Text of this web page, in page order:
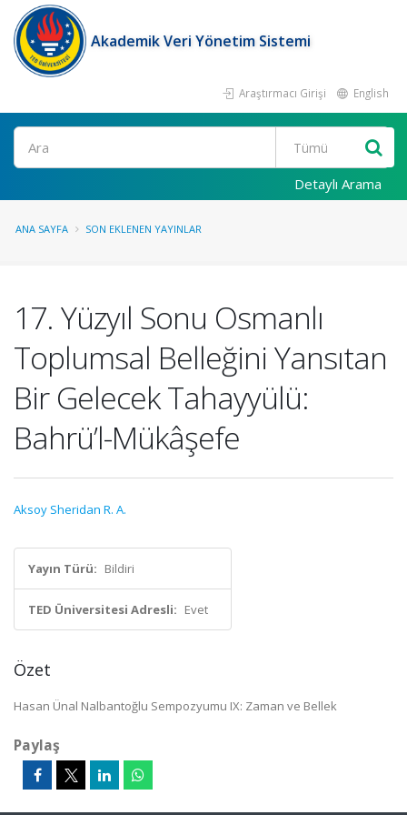
Akademik Veri Yönetim Sistemi
Araştırmacı Girişi English
Ara
Detaylı Arama
ANA SAYFA SON EKLENEN YAYINLAR
17. Yüzyıl Sonu Osmanlı
Toplumsal Belleğini Yansıtan
Bir Gelecek Tahayyülü:
Bahrü’l-Mükâşefe
Aksoy Sheridan R. A.
Yayın Türü: Bildiri
TED Üniversitesi Adresli: Evet
Özet
Hasan Ünal Nalbantoğlu Sempozyumu IX: Zaman ve Bellek
Paylaş